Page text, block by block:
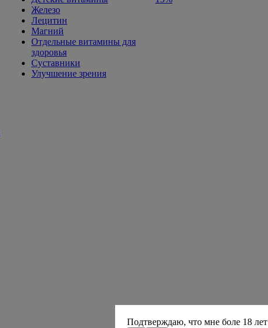
Железо
Лецитин
Магний
Отдельные витамины для
здоровья
Суставники
Улучшение зрения
Подтверждаю, что мне боле 18 лет